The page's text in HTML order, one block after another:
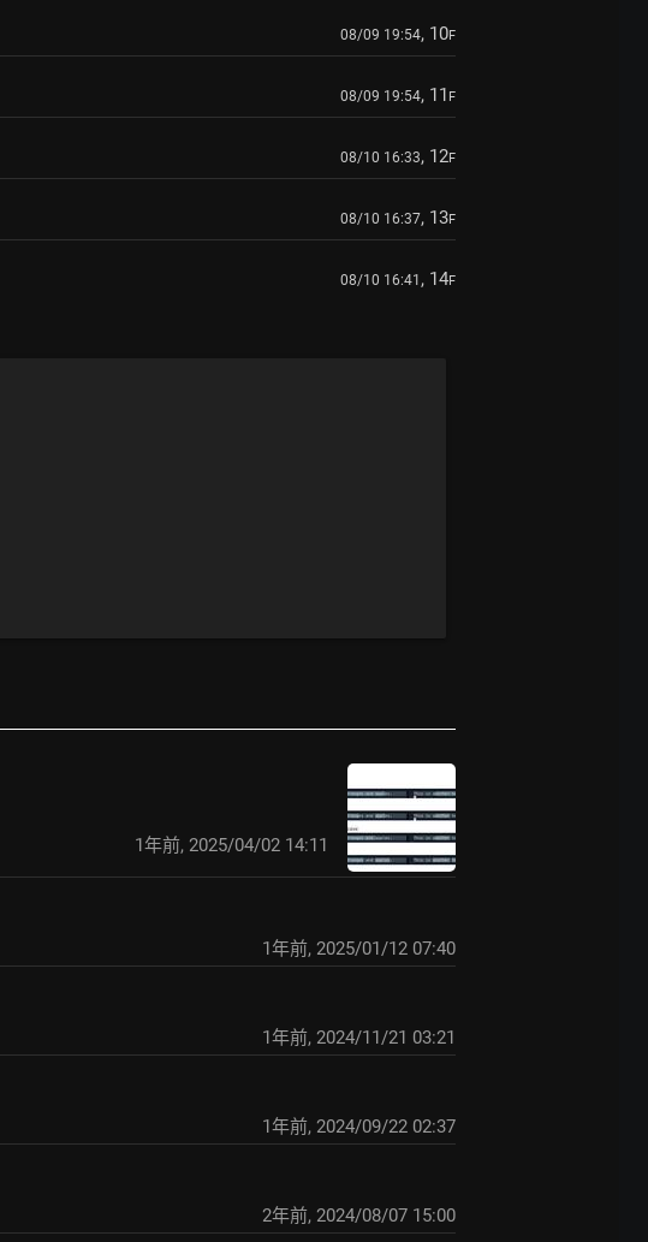
08/09 19:54, 10F
08/09 19:54, 11 F
08/10 16:33, 12F
08/10 16:37, 13F
08/10 16:41 , 14F
1年前, 2025/04/02 14:11
1年前, 2025/01/12 07:40
1年前, 2024/11/21 03:21
1年前, 2024/09/22 02:37
2年前, 2024/08/07 15:00